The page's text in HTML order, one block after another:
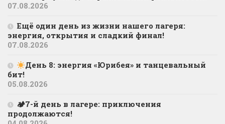
07.08.2026
Ещё один день из жизни нашего лагеря:
энергия, открытия и сладкий финал!
07.08.2026
День 8: энергия «Юрибея» и танцевальный
бит!
05.08.2026
🏕7-й день в лагере: приключения
продолжаются!